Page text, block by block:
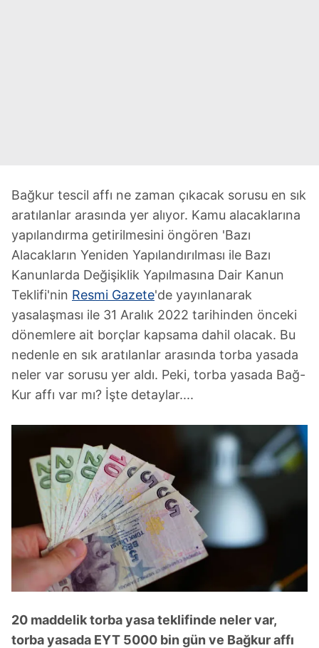
Bağkur tescil affı ne zaman çıkacak sorusu en sık
aratılanlar arasında yer alıyor. Kamu alacaklarına
yapılandırma getirilmesini öngören 'Bazı
Alacakların Yeniden Yapılandırılması ile Bazı
Kanunlarda Değişiklik Yapılmasına Dair Kanun
Teklifi'nin Resmi Gazete'de yayınlanarak
yasalaşması ile 31 Aralık 2022 tarihinden önceki
dönemlere ait borçlar kapsama dahil olacak. Bu
nedenle en sık aratılanlar arasında torba yasada
neler var sorusu yer aldı. Peki, torba yasada Bağ-
Kur affı var mı? İşte detaylar....
20 maddelik torba yasa teklifinde neler var,
torba yasada EYT 5000 bin gün ve Bağkur affı